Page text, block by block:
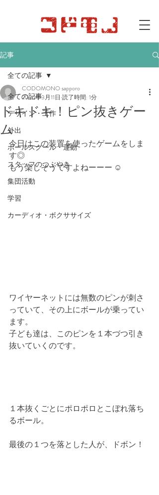
記事
全ての記事
デザイン・工作
外出
ボールスクール・運動
スタッフのつぶやき
集団活動
学習
カーディオ・ボクササイズ
全ての記事
ドキドキ！ピン抜きゲー
ム
CODOMONO sapporo
2024年3月11日 読了時間: 1分
今日はこの装置を使ったゲームをしま
す◎
もう楽しそうですよねーーー ☺︎
ワイヤーネットには無数のピンが刺さ
っていて、その上にボールが乗ってい
ます。
子ども達は、このピンを１本づつ引き
抜いていくのです。
１本抜くごとにポロポロとこぼれ落ち
るボール。
最後の１つを落とした人が、ドボン！